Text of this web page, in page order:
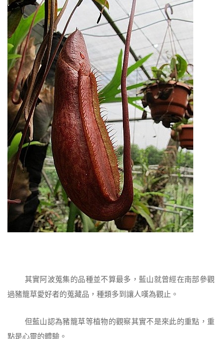
其實阿波蒐集的品種並不算最多，藍山就曾經在南部參觀
過豬籠草愛好者的蒐藏品，種類多到讓人嘆為觀止。
但藍山認為豬籠草等植物的觀察其實不是來此的重點，重
點是心靈的體驗。